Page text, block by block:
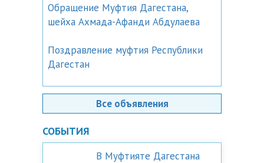
Обращение Муфтия Дагестана,
шейха Ахмада-Афанди Абдулаева
Поздравление муфтия Республики
Дагестан
Все объявления
СОБЫТИЯ
В Муфтияте Дагестана